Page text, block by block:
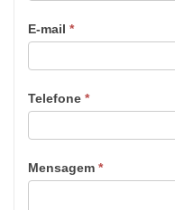
E-mail *
Telefone *
Mensagem *